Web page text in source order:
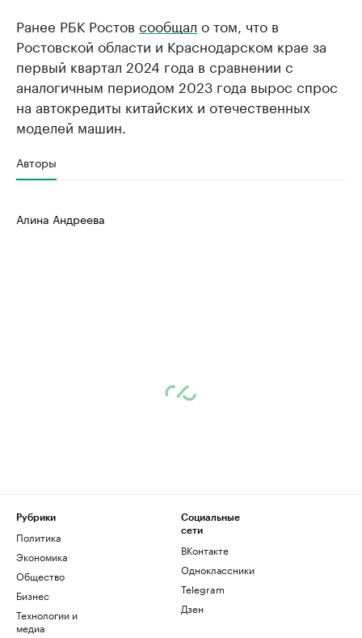
Ранее РБК Ростов сообщал о том, что в
Ростовской области и Краснодарском крае за
первый квартал 2024 года в сравнении с
аналогичным периодом 2023 года вырос спрос
на автокредиты китайских и отечественных
моделей машин.
Авторы
Алина Андреева
Рубрики
Политика
Экономика
Общество
Бизнес
Технологии и
медиа
Социальные
сети
ВКонтакте
Одноклассники
Telegram
Дзен